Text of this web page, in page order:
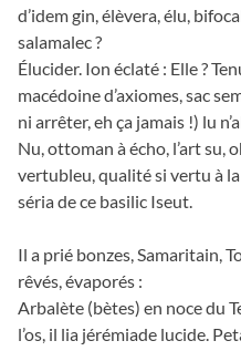
d’idem gin, élèvera, élu,
salamalec ?
Élucider. Ion éclaté : Elle ?
macédoine d’axiomes, sac
ni arrêter, eh ça jamais !) lu
Nu, ottoman à écho, l’art su,
vertubleu, qualité si vertu à
séria de ce basilic Iseut.
Il a prié bonzes, Samaritain,
rêvés, évaporés :
Arbalète (bètes) en noce du
l’os, il lia jérémiade lucide.